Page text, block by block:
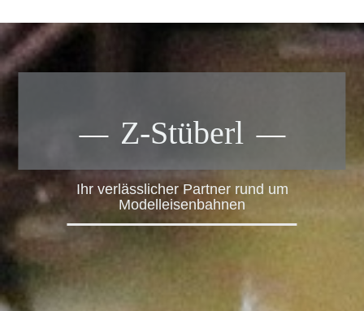
Z-Stüberl
Ihr verlässlicher Partner rund um
Modelleisenbahnen